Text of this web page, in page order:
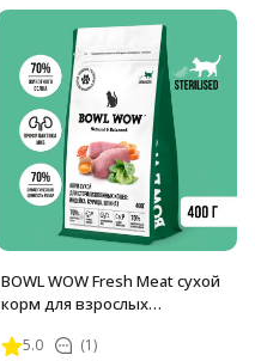
BOWL WOW Fresh Meat сухой
корм для взрослых
индейкой, курицей и
5.0 (1)